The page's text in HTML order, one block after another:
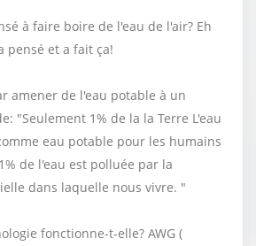
à faire boire de l'eau de l'air? Eh
pensé et a fait ça!
amener de l'eau potable à un
"Seulement 1% de la la Terre L'eau
eau potable pour les humains
de l'eau est polluée par la
dans laquelle nous vivre. "
fonctionne-t-elle? AWG (